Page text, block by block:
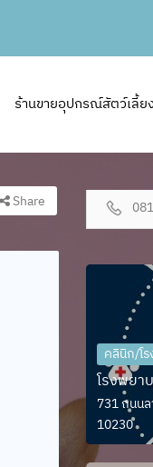
ร้านขายอุปกรณ์สัตว์เลี้ย
Share
คลินิก/โ
โรงพยา
731 ถนน
10230